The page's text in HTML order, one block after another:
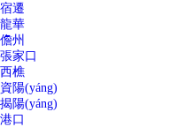
宿遷
龍華
儋州
張家口
西樵
資陽(yáng)
揭陽(yáng)
港口